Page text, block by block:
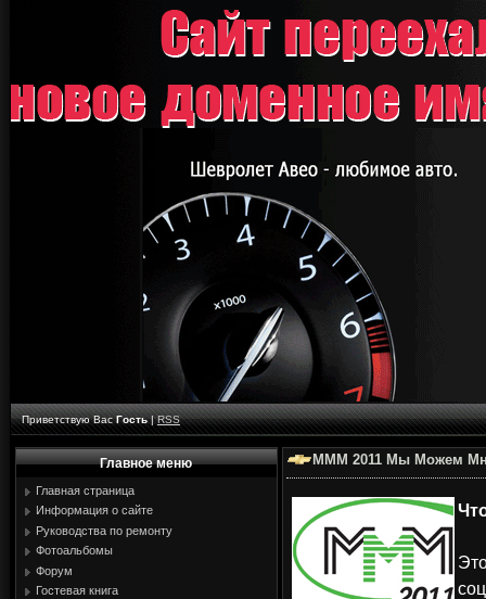
Приветствую Вас Гость|RSS
Главное меню
Главная страница
Информация о сайте
Руководства по ремонту
Фотоальбомы
Форум
Гостевая книга
МММ 2011 Мы Можем